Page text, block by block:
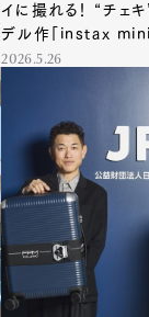
イに撮れる！ “チェ
デル作「instax
2026.5.26